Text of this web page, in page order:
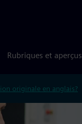
Rubriques et aperçus
originale en anglais?